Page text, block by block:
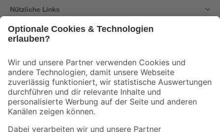
Nützliche Links
Der toom Newsletter: Keine Angebote und Aktionen mehr verpassen!
Zur Newsletter Anmeldung
Folge uns